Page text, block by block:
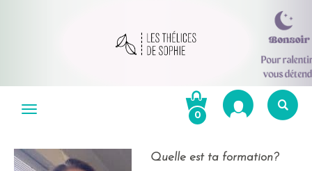
Menu 0
Quelle est ta formation?